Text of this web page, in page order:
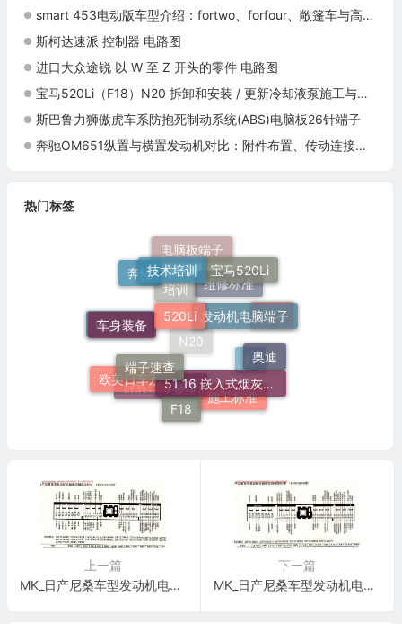
smart 453电动版车型介绍：fortwo、forfour、敞篷车与高压部件识别
斯柯达速派 控制器 电路图
进口大众途锐 以 W 至 Z 开头的零件 电路图
宝马520Li（F18）N20 拆卸和安装 / 更新冷却液泵施工与复检标准
斯巴鲁力狮傲虎车系防抱死制动系统(ABS)电脑板26针端子
奔驰OM651纵置与横置发动机对比：附件布置、传动连接与维修入口
热门标签
群辉维修标准
N20
灯
施工标准
F18
欧美日车系
电路速查
培训
维修标准
宝马
奥迪
51 16 嵌入式烟灰缸托架
端子速查
车身装备
奔驰
电脑板端子
宝马520Li
发动机电脑端子
520Li
技术培训
上一篇
MK_日产尼桑车型发动机电脑板控制模块针脚16+20+20+20针1 端子图
下一篇
MK_日产尼桑车型发动机电脑板控制模块针脚16+20+20+20针11 端子图